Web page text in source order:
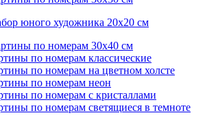
юного художника 20х20 см
по номерам 30х40 см
по номерам классические
по номерам на цветном холсте
по номерам неон
по номерам с кристаллами
по номерам светящиеся в темноте